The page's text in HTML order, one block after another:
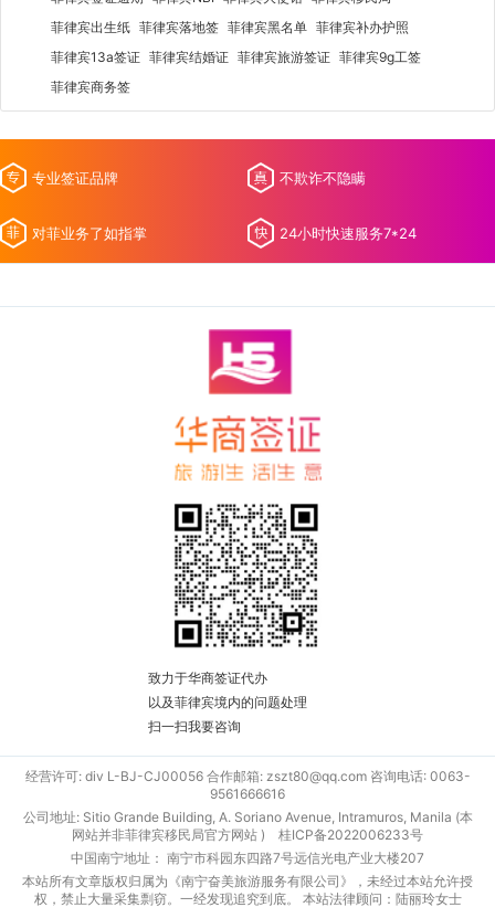
菲律宾出生纸 菲律宾落地签 菲律宾黑名单 菲律宾补办护照
菲律宾13a签证 菲律宾结婚证 菲律宾旅游签证 菲律宾9g工签
菲律宾商务签
专业签证品牌 不欺诈不隐瞒
对菲业务了如指掌 24小时快速服务7*24
致力于华商签证代办
以及菲律宾境内的问题处理
扫一扫我要咨询
经营许可: div L-BJ-CJ00056 合作邮箱: zszt80@qq.com 咨询电话: 0063-
9561666616
公司地址: Sitio Grande Building, A. Soriano Avenue, Intramuros, Manila (本
网站并非菲律宾移民局官方网站 ) 桂ICP备2022006233号
中国南宁地址： 南宁市科园东四路7号远信光电产业大楼207
本站所有文章版权归属为《南宁奋美旅游服务有限公司》，未经过本站允许授
权，禁止大量采集剽窃。一经发现追究到底。 本站法律顾问：陆丽玲女士